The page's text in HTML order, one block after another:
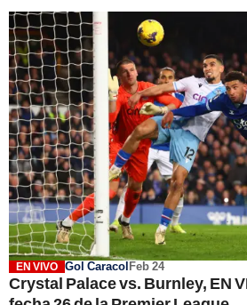
EN VIVO Gol CaracolFeb 24
Crystal Palace vs. Burnley, EN